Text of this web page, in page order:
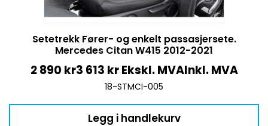
Setetrekk Fører- og enkelt passasjersete.
Mercedes Citan W415 2012-2021
2 890 kr3 613 kr Ekskl. MVAInkl. MVA
18-STMCI-005
Legg i handlekurv